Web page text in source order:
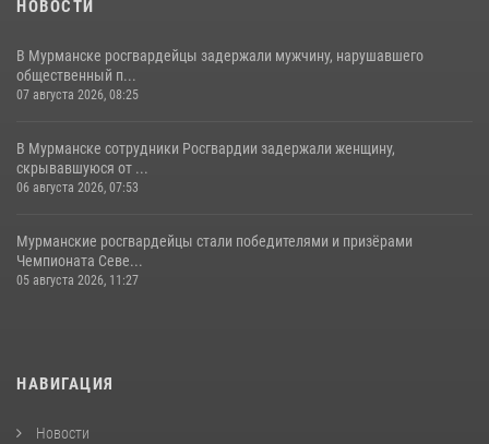
НОВОСТИ
В Мурманске росгвардейцы задержали мужчину, нарушавшего
общественный п...
07 августа 2026, 08:25
В Мурманске сотрудники Росгвардии задержали женщину,
скрывавшуюся от ...
06 августа 2026, 07:53
Мурманские росгвардейцы стали победителями и призёрами
Чемпионата Севе...
05 августа 2026, 11:27
НАВИГАЦИЯ
Новости